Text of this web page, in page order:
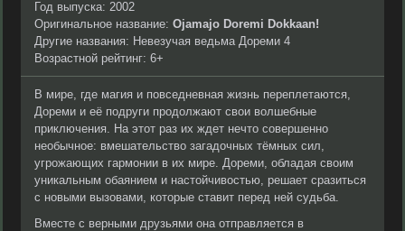
Год выпуска: 2002
Оригинальное название: Ojamajo Doremi Dokkaan!
Другие названия: Невезучая ведьма Дореми 4
Возрастной рейтинг: 6+
В мире, где магия и повседневная жизнь переплетаются,
Дореми и её подруги продолжают свои волшебные
приключения. На этот раз их ждет нечто совершенно
необычное: вмешательство загадочных тёмных сил,
угрожающих гармонии в их мире. Дореми, обладая своим
уникальным обаянием и настойчивостью, решает сразиться
с новыми вызовами, которые ставит перед ней судьба.
Вместе с верными друзьями она отправляется в